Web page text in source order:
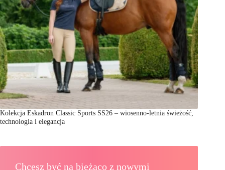
Kolekcja Eskadron Classic Sports SS26 – wiosenno-letnia świeżość,
technologia i elegancja
Chcesz być na bieżąco z nowymi